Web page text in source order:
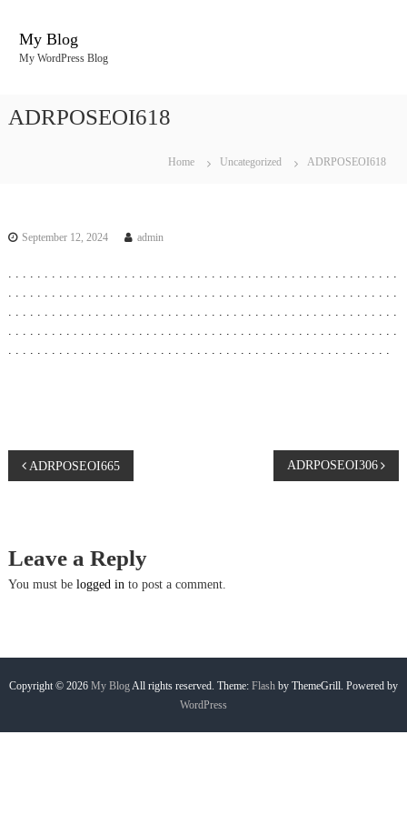
My Blog
My WordPress Blog
ADRPOSEOI618
Home Uncategorized ADRPOSEOI618
September 12, 2024 admin
. . . . . . . . . . . . . . . . . . . . . . . . . . . . . . . . . . . . . . . . . . . . . . . . . . . . . .
. . . . . . . . . . . . . . . . . . . . . . . . . . . . . . . . . . . . . . . . . . . . . . . . . . . . . .
. . . . . . . . . . . . . . . . . . . . . . . . . . . . . . . . . . . . . . . . . . . . . . . . . . . . . .
. . . . . . . . . . . . . . . . . . . . . . . . . . . . . . . . . . . . . . . . . . . . . . . . . . . . . .
. . . . . . . . . . . . . . . . . . . . . . . . . . . . . . . . . . . . . . . . . . . . . . . . . . . . .
P
s
t
a
ADRPOSEOI665 ADRPOSEOI306
Leave a Reply
You must be logged into post a comment.
Copyright © 2026 My BlogAll rights reserved. Theme: Flash by ThemeGrill. Powered by
WordPress